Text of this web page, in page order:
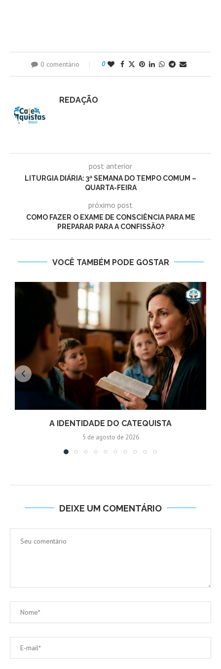
0 comentário 0
REDAÇÃO
post anterior
LITURGIA DIÁRIA: 3ª SEMANA DO TEMPO COMUM –
QUARTA-FEIRA
próximo post
COMO FAZER O EXAME DE CONSCIÊNCIA PARA ME
PREPARAR PARA A CONFISSÃO?
VOCÊ TAMBÉM PODE GOSTAR
A IDENTIDADE DO CATEQUISTA
5 de agosto de 2026
DEIXE UM COMENTÁRIO